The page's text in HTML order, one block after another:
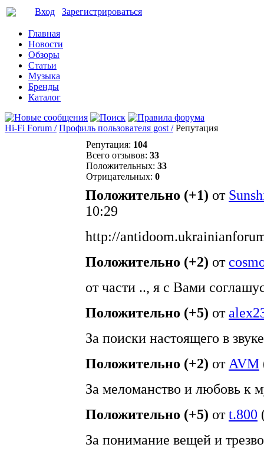
Вход Зарегистрироваться
Главная
Новости
Обзоры
Статьи
Музыка
Бренды
Каталог
Hi-Fi Forum / Профиль пользователя gost / Репутация
Репутация: 104
Всего отзывов: 33
Положительных: 33
Отрицательных: 0
Положительно (+1) от
10:29
http://
Положительно (+2) от
от части .., я с Вами
Положительно (+5) от
За поиски настоящего в
Положительно (+2) от AVM
За меломанство и любовь к
Положительно (+5) отt.800
За понимание вещей и